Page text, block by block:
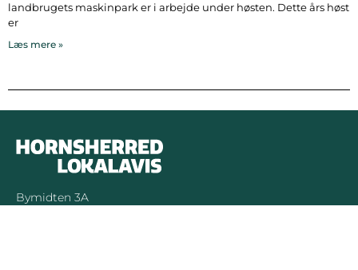
landbrugets maskinpark er i arbejde under høsten. Dette års høst
er
Læs mere »
Bymidten 3A